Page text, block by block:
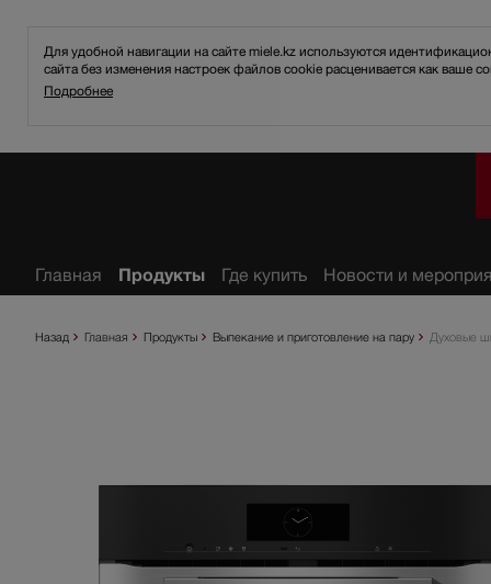
Для удобной навигации на сайте miele.kz используются
сайта без изменения настроек файлов cookie расценивается как ваше
Подробнее
Назад Главная Продукты Выпекание и приготовление на пару Духовые
Главная Продукты Где купить Новости и